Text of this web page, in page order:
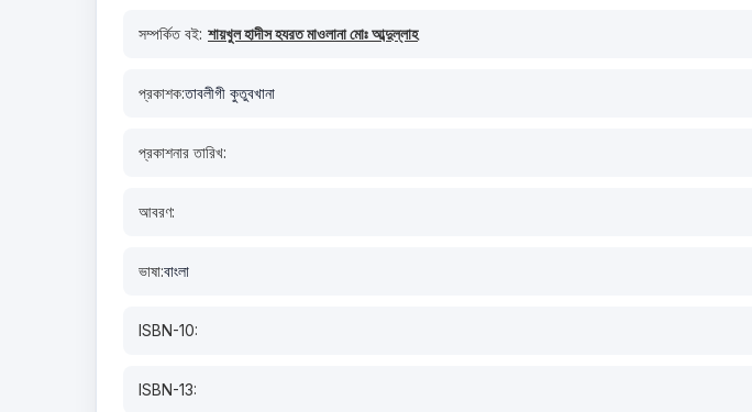
সম্পর্কিত বই: শায়খুল হাদীস হযরত মাওলানা মোঃ আব্দুল্লাহ
প্রকাশক:তাবলীগী কুতুবখানা
প্রকাশনার তারিখ:
আবরণ:
ভাষা:বাংলা
ISBN-10:
ISBN-13: